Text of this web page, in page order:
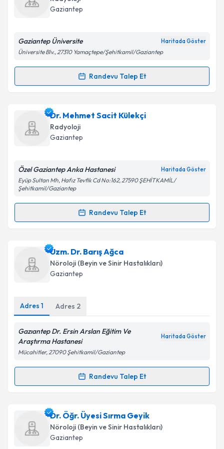
takvim hazırlandığında e-posta ile bilgilendireceğiz.
Kişisel verilerimin işlenmesine ilişkin
Metni'ni okudum ve kişisel verilerimin belirtilen
Takvim Talebini Gönder
Gaziantep
Gaziantep Üniversite Haritada Göster
Üniversite Blv., 27310 Yamaçtepe/Şehitkamil/Gaziantep
Randevu Talep Et
Randevu Takvimi Talebi
Prof. Dr. Mehmet Metin Bayramiçin randevu
takvimi talebi oluşturun. Size bu uzmandan randevu
almanız için bir takvim hazırlandığında e-posta ile
bilgilendireceğiz.
Kişisel verilerimin işlenmesine ilişkin
Metni'ni okudum ve kişisel verilerimin belirtilen
Takvim Talebini Gönder
Dr. Mehmet Sacit Külekçi
Radyoloji
Gaziantep
Özel Gaziantep Anka Hastanesi Haritada Göster
Eyüp Sultan Mh, Hafız Tevfik Cd No:162, 27590 ŞEHİTKAMİL/
Şehitkamil/Gaziantep
Randevu Talep Et
Randevu Takvimi Talebi
Dr. Mehmet Sacit Külekçiiçin randevu takvimi talebi
oluşturun. Size bu uzmandan randevu almanız için bir
takvim hazırlandığında e-posta ile bilgilendireceğiz.
Kişisel verilerimin işlenmesine ilişkin
Aydınlatma
Metni'ni okudum ve kişisel verilerimin belirtilen
Uzm. Dr. Barış Ağca
Nöroloji (Beyin ve Sinir Hastalıkları)
Gaziantep
Adres 1 Adres 2
Gazıantep Dr. Ersin Arslan Eğitim Ve
Araştırma Hastanesi
Haritada Göster
Mücahitler, 27090 Şehitkamil/Gaziantep
Randevu Talep Et
Randevu Takvimi Talebi
Uzm. Dr. Barış Ağca için randevu takvimi talebi
oluşturun. Size bu uzmandan randevu almanız için bir
takvim hazırlandığında e-posta ile bilgilendireceğiz.
Dr. Öğr. Üyesi Sırma Geyik
Nöroloji (Beyin ve Sinir Hastalıkları)
Gaziantep